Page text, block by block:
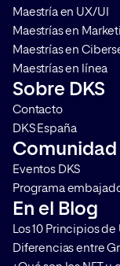
Maestría en UX/UI
Maestrías en
Maestrías en
Maestrías en línea
Sobre DKS
Contacto
DKS España
Comunidad
Eventos DKS
Programa
En el Blog
Los 10 Principios
Diferencias entre